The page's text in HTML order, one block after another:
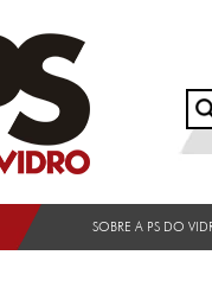
SOBRE A PS DO